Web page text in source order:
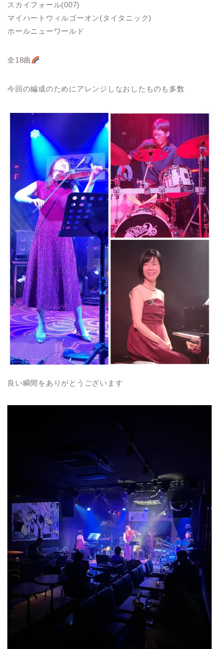
スカイフォール(007)
マイハートウィルゴーオン(タイタニック)
ホールニューワールド
全18曲
今回の編成のためにアレンジしなおしたものも多数
良い瞬間をありがとうございます